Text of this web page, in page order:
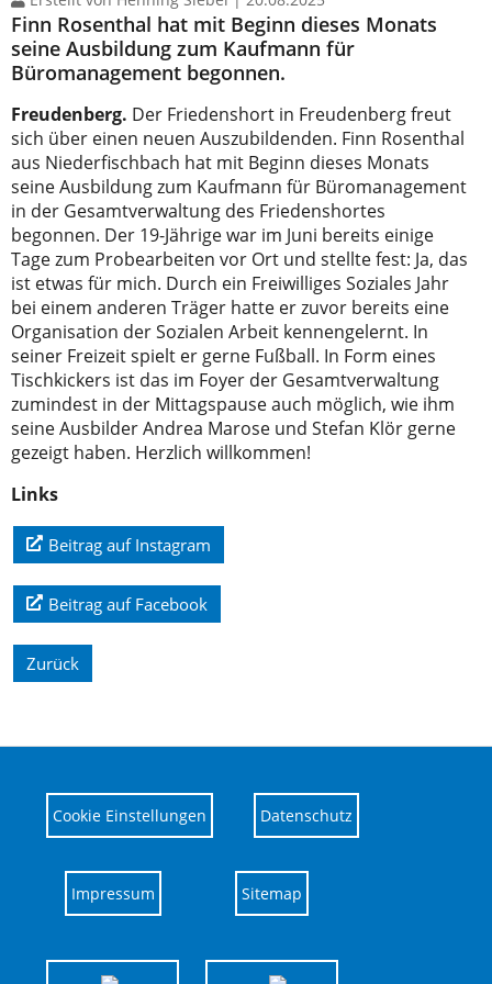
Finn Rosenthal hat mit Beginn dieses Monats
seine Ausbildung zum Kaufmann für
Büromanagement begonnen.
Freudenberg. Der Friedenshort in Freudenberg freut
sich über einen neuen Auszubildenden. Finn Rosenthal
aus Niederfischbach hat mit Beginn dieses Monats
seine Ausbildung zum Kaufmann für Büromanagement
in der Gesamtverwaltung des Friedenshortes
begonnen. Der 19-Jährige war im Juni bereits einige
Tage zum Probearbeiten vor Ort und stellte fest: Ja, das
ist etwas für mich. Durch ein Freiwilliges Soziales Jahr
bei einem anderen Träger hatte er zuvor bereits eine
Organisation der Sozialen Arbeit kennengelernt. In
seiner Freizeit spielt er gerne Fußball. In Form eines
Tischkickers ist das im Foyer der Gesamtverwaltung
zumindest in der Mittagspause auch möglich, wie ihm
seine Ausbilder Andrea Marose und Stefan Klör gerne
gezeigt haben. Herzlich willkommen!
Links
Beitrag auf Instagram
Beitrag auf Facebook
Zurück
Cookie Einstellungen Datenschutz
Impressum Sitemap